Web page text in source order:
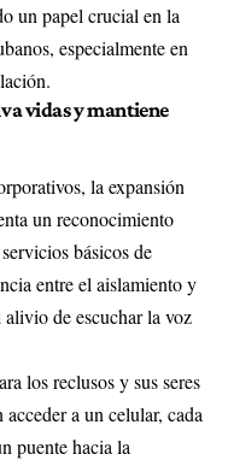
un papel crucial en la
especialmente en
vidas y mantiene
la expansión
un reconocimiento
básicos de
entre el aislamiento y
de escuchar la voz
los reclusos y sus seres
a un celular, cada
puente hacia la